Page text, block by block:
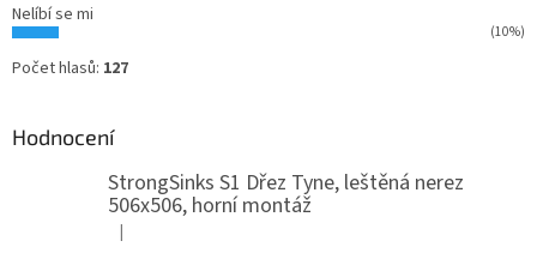
Nelíbí se mi
(10%)
Počet hlasů: 127
Hodnocení
StrongSinks S1 Dřez Tyne, leštěná nerez
506x506, horní montáž
Hodnocení produktu je 5 z 5 hvězdiček.
|